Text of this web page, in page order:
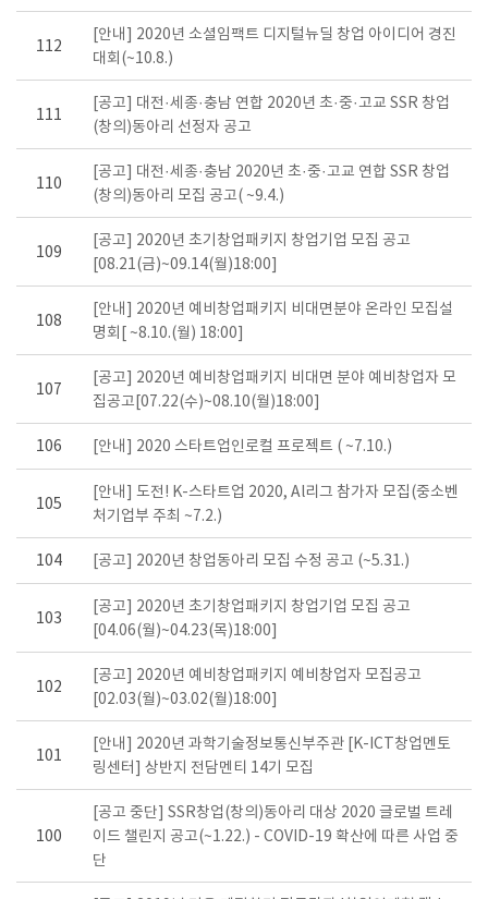
112
[안내] 2020년 소셜임팩트 디지털뉴딜 창업 아이디어 경진
대회(~10.8.)
111
[공고] 대전·세종·충남 연합 2020년 초·중·고교 SSR 창업
(창의)동아리 선정자 공고
110
[공고] 대전·세종·충남 2020년 초·중·고교 연합 SSR 창업
(창의)동아리 모집 공고( ~9.4.)
109
[공고] 2020년 초기창업패키지 창업기업 모집 공고
[08.21(금)~09.14(월)18:00]
108
[안내] 2020년 예비창업패키지 비대면분야 온라인 모집설
명회[ ~8.10.(월) 18:00]
107
[공고] 2020년 예비창업패키지 비대면 분야 예비창업자 모
집공고[07.22(수)~08.10(월)18:00]
106 [안내] 2020 스타트업인로컬 프로젝트 ( ~7.10.)
105
[안내] 도전! K-스타트업 2020, Al리그 참가자 모집(중소벤
처기업부 주최 ~7.2.)
104 [공고] 2020년 창업동아리 모집 수정 공고 (~5.31.)
103
[공고] 2020년 초기창업패키지 창업기업 모집 공고
[04.06(월)~04.23(목)18:00]
102
[공고] 2020년 예비창업패키지 예비창업자 모집공고
[02.03(월)~03.02(월)18:00]
101
[안내] 2020년 과학기술정보통신부주관 [K-ICT창업멘토
링센터] 상반지 전담멘티 14기 모집
100
[공고 중단] SSR창업(창의)동아리 대상 2020 글로벌 트레
이드 챌린지 공고(~1.22.) - COVID-19 확산에 따른 사업 중
단